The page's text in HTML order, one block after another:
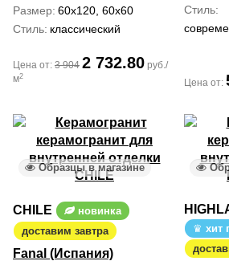
Размер 60x120, 60x60
Стиль классический
Цена от: 3 904 2 732.80 руб./
м2
Стиль
Цена от:
Образцы в магазине
CHILE
новинка
доставим завтра
Fanal (Испания)
хит